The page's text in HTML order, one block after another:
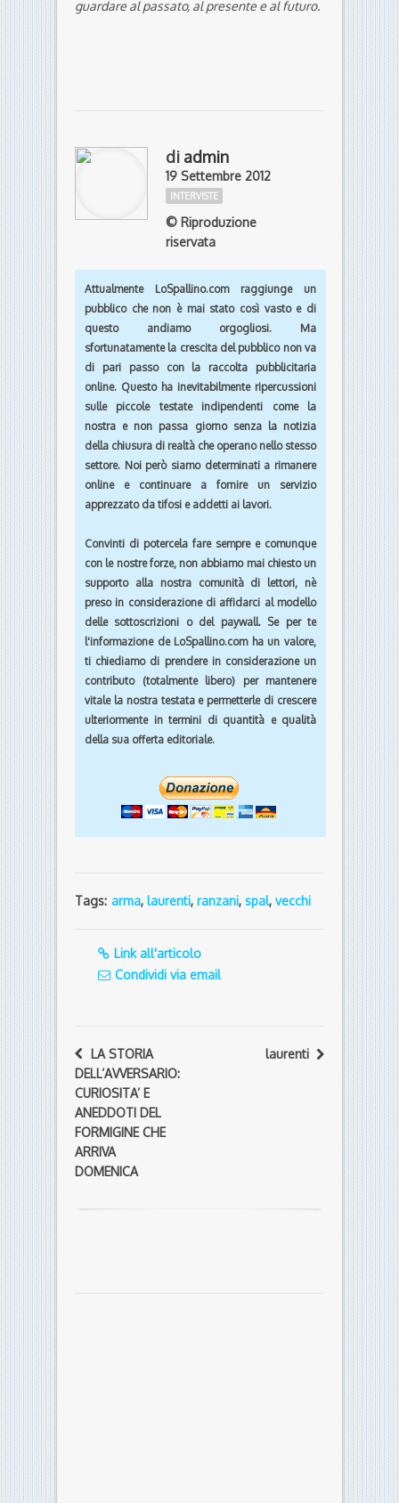
guardare al passato, al presente e al futuro.
di admin
19 Settembre 2012
INTERVISTE
© Riproduzione
riservata
Attualmente LoSpallino.comraggiunge un
pubblico che non è mai stato così vasto e di
questo andiamo orgogliosi. Ma
sfortunatamente la crescita del pubblico non va
di pari passo con la raccolta pubblicitaria
online. Questo ha inevitabilmente ripercussioni
sulle piccole testate indipendenti come la
nostra e non passa giorno senza la notizia
della chiusura di realtà che operano nello stesso
settore. Noi però siamo determinati a rimanere
online e continuare a fornire un servizio
apprezzato da tifosi e addetti ai lavori.
Convinti di potercela fare sempre e comunque
con le nostre forze, non abbiamo mai chiesto un
supporto alla nostra comunità di lettori, nè
preso in considerazione di affidarci al modello
delle sottoscrizioni o del paywall. Se per te
l'informazione de LoSpallino.comha un valore,
ti chiediamo di prendere in considerazione un
contributo (totalmente libero) per mantenere
vitale la nostra testata e permetterle di crescere
ulteriormente in termini di quantità e qualità
della sua offerta editoriale.
Tags: arma, laurenti, ranzani, spal, vecchi
Link all'articolo
Condividi via email
LA STORIA
DELL’AVVERSARIO:
CURIOSITA’ E
ANEDDOTI DEL
FORMIGINE CHE
ARRIVA
DOMENICA
laurenti